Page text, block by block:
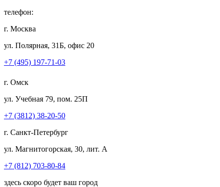
телефон:
г. Москва
ул. Полярная, 31Б, офис 20
+7 (495) 197-71-03
г. Омск
ул. Учебная 79, пом. 25П
+7 (3812) 38-20-50
г. Санкт-Петербург
ул. Магнитогорская, 30, лит. А
+7 (812) 703-80-84
здесь скоро будет ваш город